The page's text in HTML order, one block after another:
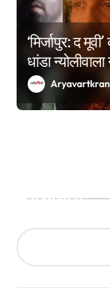
‘मिर्जापुर: द
धांडा
Search